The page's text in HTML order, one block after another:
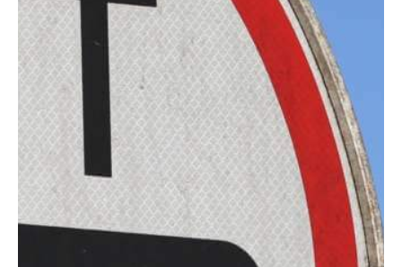
Taxis
Taxigarantie für
Mitglieder
Taxi und Mietwagen
Premium/Exklusiv
Taxigarantie
Premium Sale
Taxigarantie VW
Kooperation mit